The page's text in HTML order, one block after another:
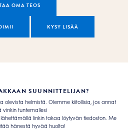
OMA TEOS
KYSY LISÄÄ
SUUNNITTELIJAN?
olevista helmistä. Olemme kiitollisia, jos annat
vinkin tuntemallesi
linkin takaa löytyvän tiedoston. Me
hänestä hyvää huolta!